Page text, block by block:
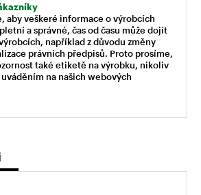
aby veškeré informace o výrobcích
a správné, čas od času může dojít
například z důvodu změny
právních předpisů. Proto prosíme,
také etiketě na výrobku, nikoliv
na našich webových